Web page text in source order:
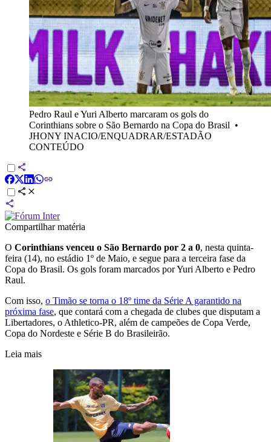
Pedro Raul e Yuri Alberto marcaram os gols do
Corinthians sobre o São Bernardo na Copa do Brasil •
JHONY INACIO/ENQUADRAR/ESTADÃO
CONTEÚDO
Compartilhar matéria
O Corinthians venceu o São Bernardo por 2 a 0, nesta quinta-
feira (14), no estádio 1º de Maio, e segue para a terceira fase da
Copa do Brasil. Os gols foram marcados por Yuri Alberto e Pedro
Raul.
Com isso, o Timão se torna o 18º time da Série A garantido na
próxima fase, que contará com a chegada de clubes que disputam a
Libertadores, o Athletico-PR, além de campeões de Copa Verde,
Copa do Nordeste e Série B do Brasileirão.
Leia mais